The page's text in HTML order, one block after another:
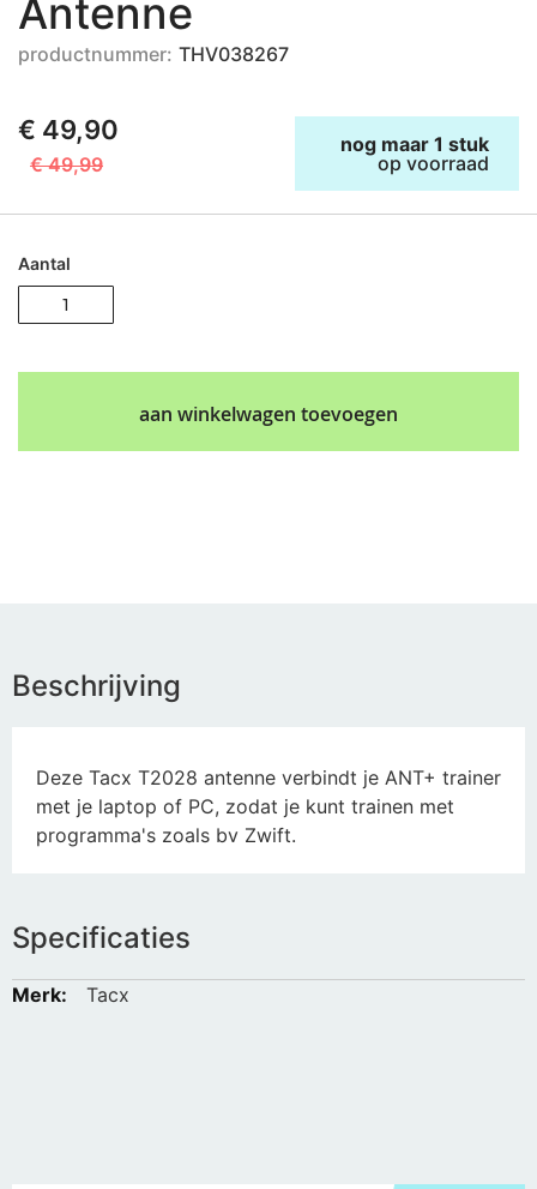
Antenne
productnummer: THV038267
€ 49,90
€ 49,99
nog maar 1 stuk
op voorraad
Aantal
aan winkelwagen toevoegen
Beschrijving
Deze Tacx T2028 antenne verbindt je ANT+ trainer
met je laptop of PC, zodat je kunt trainen met
programma's zoals bv Zwift.
Specificaties
Meer
Tacx